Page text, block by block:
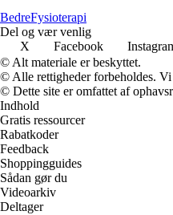
BedreFysioterapi
Del og vær venlig
X
Facebook
© Alt materiale er beskyttet.
© Alle rettigheder forbeholdes.
© Dette site er omfattet af
Indhold
Gratis ressourcer
Rabatkoder
Feedback
Shoppingguides
Sådan gør du
Videoarkiv
Deltager